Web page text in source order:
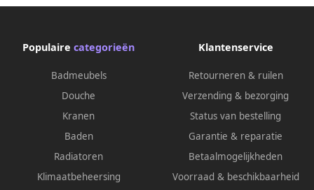
Populaire categorieën
Badmeubels
Douche
Kranen
Baden
Radiatoren
Klimaatbeheersing
Klantenservice
Retourneren & ruilen
Verzending & bezorging
Status van bestelling
Garantie & reparatie
Betaalmogelijkheden
Voorraad & beschikbaarheid